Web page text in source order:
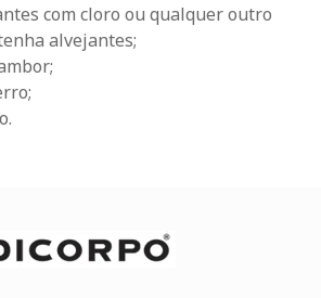
com cloro ou qualquer outro
alvejantes;